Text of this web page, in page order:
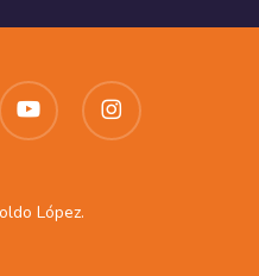
youtube instagram
López.